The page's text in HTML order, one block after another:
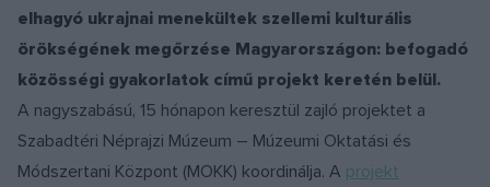
elhagyó ukrajnai menekültek szellemi kulturális
örökségének megőrzése Magyarországon: befogadó
közösségi gyakorlatok című projekt keretén belül.
A nagyszabású, 15 hónapon keresztül zajló projektet a
Szabadtéri Néprajzi Múzeum – Múzeumi Oktatási és
Módszertani Központ (MOKK) koordinálja. A projekt